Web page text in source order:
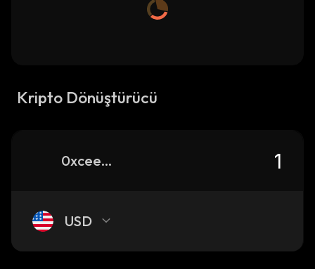
Kripto Dönüştürücü
0xceed58df2beb063e97d48c2f328efa2633284444_binance_smart
USD